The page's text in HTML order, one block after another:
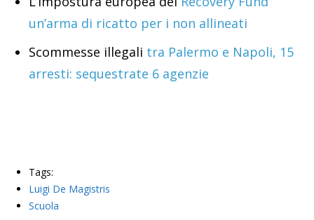
un’arma di ricatto per i non allineati
Scommesse illegali tra Palermo e Napoli, 15
arresti: sequestrate 6 agenzie
Tags:
Luigi De Magistris
Scuola